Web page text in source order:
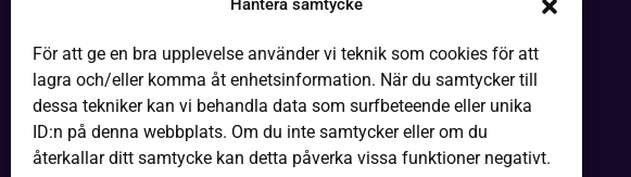
Hantera samtycke
För att ge en bra upplevelse använder vi teknik som cookies för att
lagra och/eller komma åt enhetsinformation. När du samtycker till
dessa tekniker kan vi behandla data som surfbeteende eller unika
ID:n på denna webbplats. Om du inte samtycker eller om du
återkallar ditt samtycke kan detta påverka vissa funktioner negativt.
Boken kommer
It-hjälp
Läsa på olika sätt